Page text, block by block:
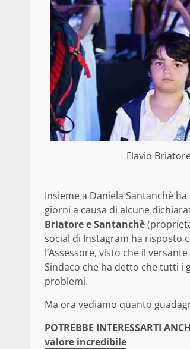
Flavio
Insieme a Daniela Santanchè
giorni a causa di alcune
Briatore e Santanchè
social di Instagram ha risposto
l’Assessore, visto che il
Sindaco che ha detto che tutti
problemi.
Ma ora vediamo quanto
POTREBBE INTERESSARTI
valore incredibile